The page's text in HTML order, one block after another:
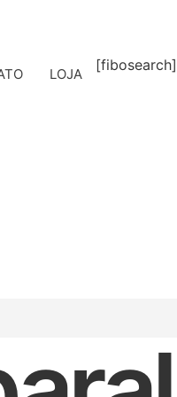
LOJA
[fibosearch]